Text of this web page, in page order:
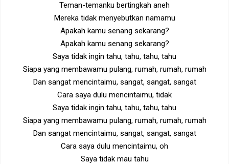
Teman-temanku bertingkah aneh
Mereka tidak menyebutkan namamu
Apakah kamu senang sekarang?
Apakah kamu senang sekarang?
Saya tidak ingin tahu, tahu, tahu, tahu
Siapa yang membawamu pulang, rumah, rumah, rumah
Dan sangat mencintaimu, sangat, sangat, sangat
Cara saya dulu mencintaimu, tidak
Saya tidak ingin tahu, tahu, tahu, tahu
Siapa yang membawamu pulang, rumah, rumah, rumah
Dan sangat mencintaimu, sangat, sangat, sangat
Cara saya dulu mencintaimu, oh
Saya tidak mau tahu